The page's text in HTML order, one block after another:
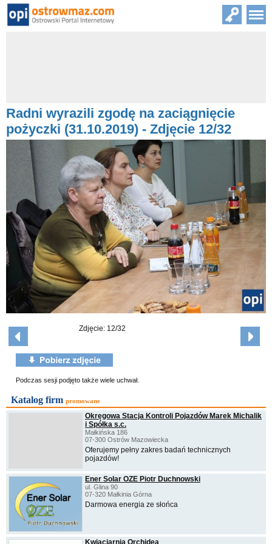
Radni wyrazili zgodę na zaciągnięcie
pożyczki (31.10.2019) - Zdjęcie 12/32
Zdjęcie: 12/32
Podczas sesji podjęto także wiele uchwał.
Katalog firm promowane
Okręgowa Stacja Kontroli Pojazdów Marek Michalik
i Spółka s.c.
Małkińska 186
07-300 Ostrów Mazowiecka
Oferujemy pełny zakres badań technicznych
pojazdów!
Ener Solar OZE Piotr Duchnowski
ul. Glina 90
07-320 Małkinia Górna
Darmowa energia ze słońca
Kwiaciarnia Orchidea